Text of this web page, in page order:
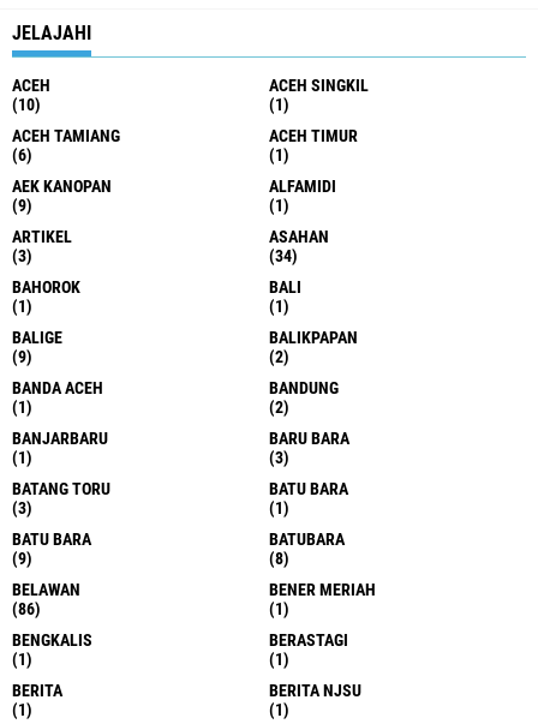
JELAJAHI
ACEH
(10)
ACEH SINGKIL
(1)
ACEH TAMIANG
(6)
ACEH TIMUR
(1)
AEK KANOPAN
(9)
ALFAMIDI
(1)
ARTIKEL
(3)
ASAHAN
(34)
BAHOROK
(1)
BALI
(1)
BALIGE
(9)
BALIKPAPAN
(2)
BANDA ACEH
(1)
BANDUNG
(2)
BANJARBARU
(1)
BARU BARA
(3)
BATANG TORU
(3)
BATU BARA
(1)
BATU BARA
(9)
BATUBARA
(8)
BELAWAN
(86)
BENER MERIAH
(1)
BENGKALIS
(1)
BERASTAGI
(1)
BERITA
(1)
BERITA NJSU
(1)